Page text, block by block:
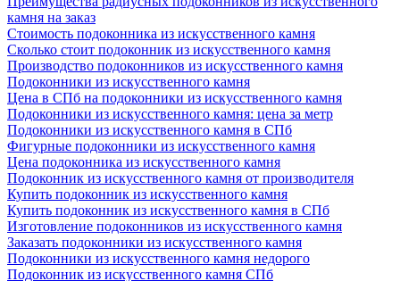
камня на заказ
Стоимость подоконника из искусственного камня
Сколько стоит подоконник из искусственного камня
Производство подоконников из искусственного камня
Подоконники из искусственного камня
Цена в СПб на подоконники из искусственного камня
Подоконники из искусственного камня: цена за метр
Подоконники из искусственного камня в СПб
Фигурные подоконники из искусственного камня
Цена подоконника из искусственного камня
Подоконник из искусственного камня от производителя
Купить подоконник из искусственного камня
Купить подоконник из искусственного камня в СПб
Изготовление подоконников из искусственного камня
Заказать подоконники из искусственного камня
Подоконники из искусственного камня недорого
Подоконник из искусственного камня СПб